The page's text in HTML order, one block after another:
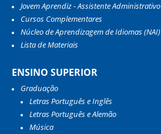
Jovem Aprendiz - Assistente Administrativo
Cursos Complementares
Núcleo de Aprendizagem de Idiomas (NAI)
Lista de Materiais
ENSINO SUPERIOR
Graduação
Letras Português e Inglês
Letras Português e Alemão
Música